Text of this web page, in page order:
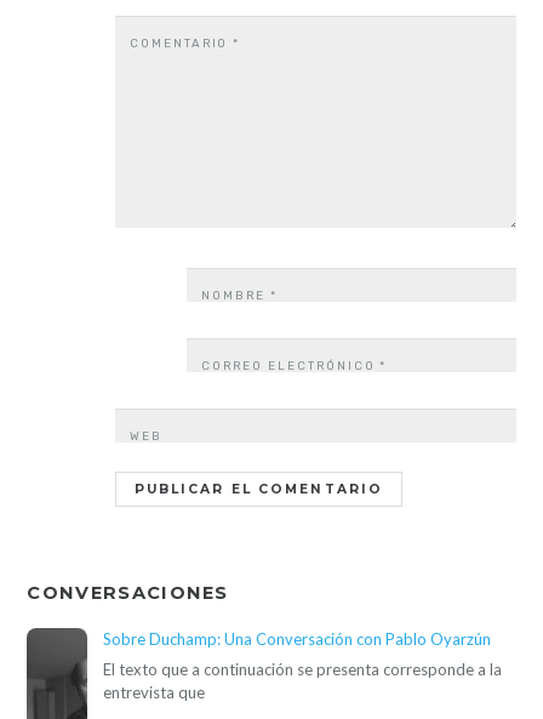
COMENTARIO*
NOMBRE*
CORREO ELECTRÓNICO*
WEB
CONVERSACIONES
Sobre Duchamp: Una Conversación con Pablo Oyarzún
El texto que a continuación se presenta corresponde a la
entrevista que